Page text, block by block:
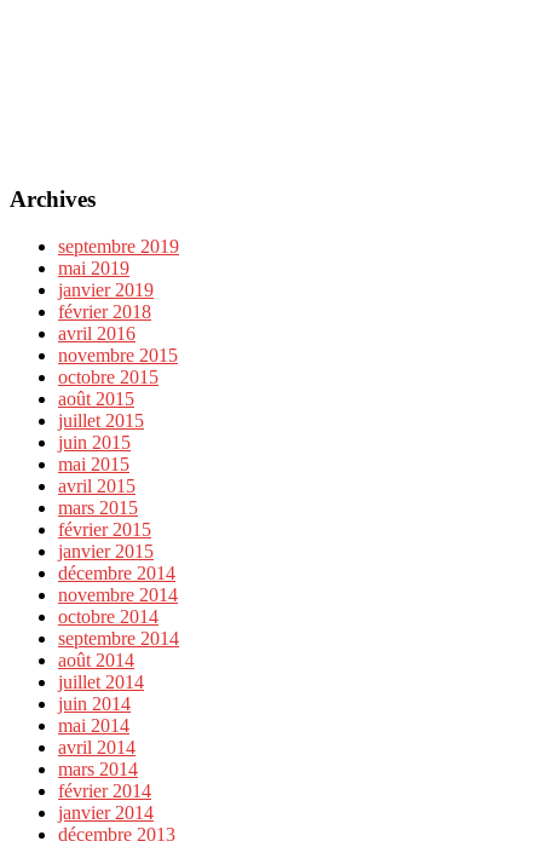
Archives
septembre 2019
mai 2019
janvier 2019
février 2018
avril 2016
novembre 2015
octobre 2015
août 2015
juillet 2015
juin 2015
mai 2015
avril 2015
mars 2015
février 2015
janvier 2015
décembre 2014
novembre 2014
octobre 2014
septembre 2014
août 2014
juillet 2014
juin 2014
mai 2014
avril 2014
mars 2014
février 2014
janvier 2014
décembre 2013